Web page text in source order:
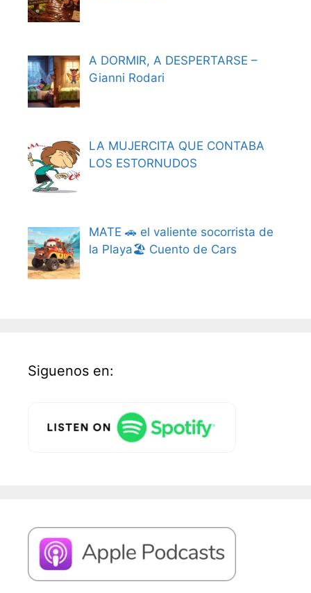
A DORMIR, A DESPERTARSE –
Gianni Rodari
LA MUJERCITA QUE CONTABA
LOS ESTORNUDOS
MATE 🚗 el valiente socorrista de
la Playa🏖️ Cuento de Cars
Siguenos en: